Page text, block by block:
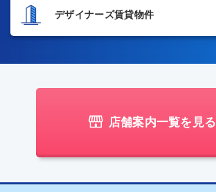
デザイナーズ賃貸物件
店舗案内一覧を見る